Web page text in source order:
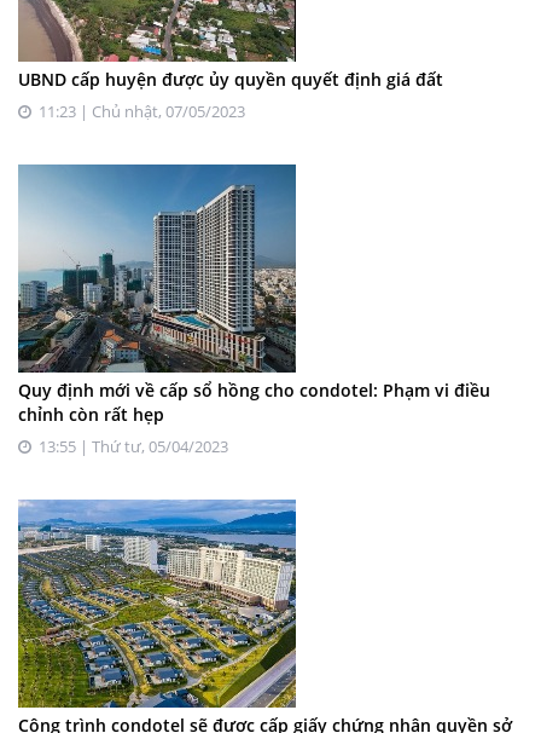
UBND cấp huyện được ủy quyền quyết định giá đất
11:23 | Chủ nhật, 07/05/2023
Quy định mới về cấp sổ hồng cho condotel: Phạm vi điều
chỉnh còn rất hẹp
13:55 | Thứ tư, 05/04/2023
Công trình condotel sẽ được cấp giấy chứng nhận quyền sở